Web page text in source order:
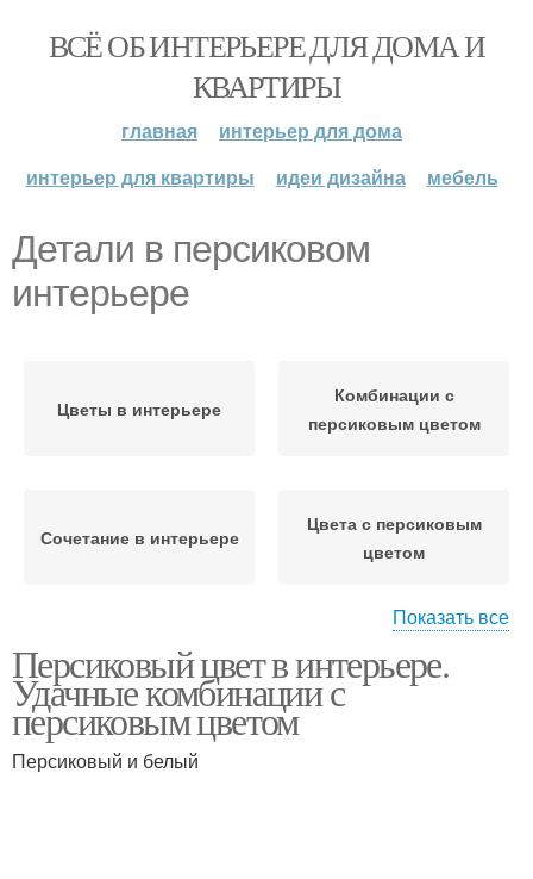
ВСЁ ОБ ИНТЕРЬЕРЕ ДЛЯ ДОМА И
КВАРТИРЫ
главная
интерьер для дома
интерьер для квартиры
идеи дизайна мебель
Детали в персиковом
интерьере
Цветы в интерьере
Комбинации с
персиковым цветом
Сочетание в интерьере
Цвета с персиковым
цветом
Цвет в интерьере Оттенки в интерьере
Показать все
Персиковый цвет в интерьере.
Удачные комбинации с
персиковым цветом
Персиковый и белый